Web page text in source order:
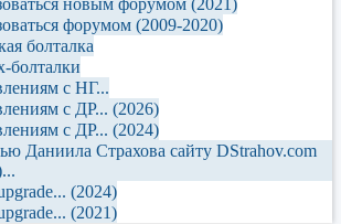
новым форумом (2021)
форумом (2009-2020)
болталка
с НГ...
с ДР... (2026)
с ДР... (2024)
Даниила Страхова сайту DStrahov.com
(2024)
(2021)